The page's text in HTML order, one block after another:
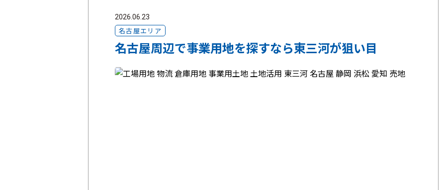
2026.06.23
名古屋エリア
名古屋周辺で事業用地を探すなら東三河が狙い目